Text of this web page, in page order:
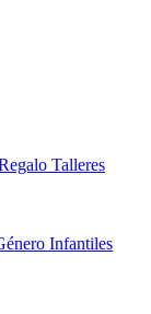
Talleres
Infantiles